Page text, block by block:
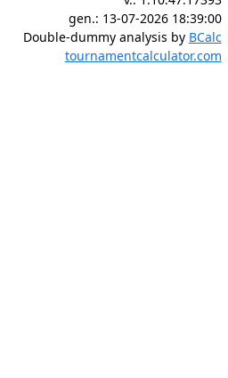
gen.: 13-07-2026 18:39:00
Double-dummy analysis by BCalc
tournamentcalculator.com